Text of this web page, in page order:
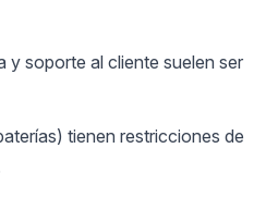
y soporte al cliente suelen ser
tienen restricciones de